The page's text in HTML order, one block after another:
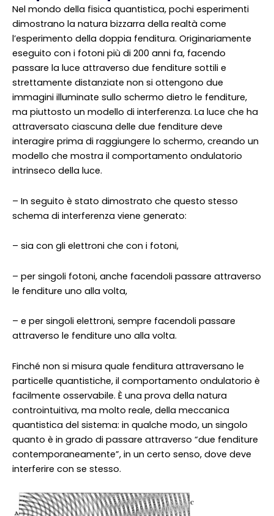
Nel mondo della fisica quantistica, pochi esperimenti
dimostrano la natura bizzarra della realtà come
l’esperimento della doppia fenditura. Originariamente
eseguito con i fotoni più di 200 anni fa, facendo
passare la luce attraverso due fenditure sottili e
strettamente distanziate non si ottengono due
immagini illuminate sullo schermo dietro le fenditure,
ma piuttosto un modello di interferenza. La luce che ha
attraversato ciascuna delle due fenditure deve
interagire prima di raggiungere lo schermo, creando un
modello che mostra il comportamento ondulatorio
intrinseco della luce.
– In seguito è stato dimostrato che questo stesso
schema di interferenza viene generato:
– sia con gli elettroni che con i fotoni,
– per singoli fotoni, anche facendoli passare attraverso
le fenditure uno alla volta,
– e per singoli elettroni, sempre facendoli passare
attraverso le fenditure uno alla volta.
Finché non si misura quale fenditura attraversano le
particelle quantistiche, il comportamento ondulatorio è
facilmente osservabile. È una prova della natura
controintuitiva, ma molto reale, della meccanica
quantistica del sistema: in qualche modo, un singolo
quanto è in grado di passare attraverso “due fenditure
contemporaneamente”, in un certo senso, dove deve
interferire con se stesso.